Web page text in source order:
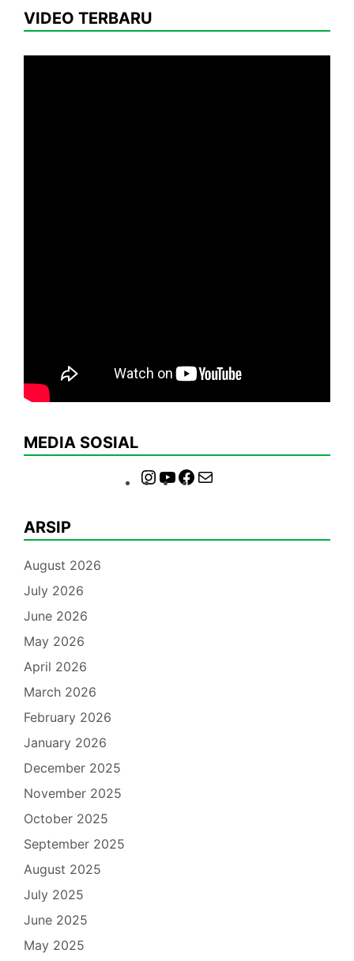
VIDEO TERBARU
MEDIA SOSIAL
Instagram
YouTubeFacebook
ARSIP
August 2026
July 2026
June 2026
May 2026
April 2026
March 2026
February 2026
January 2026
December 2025
November 2025
October 2025
September 2025
August 2025
July 2025
June 2025
May 2025